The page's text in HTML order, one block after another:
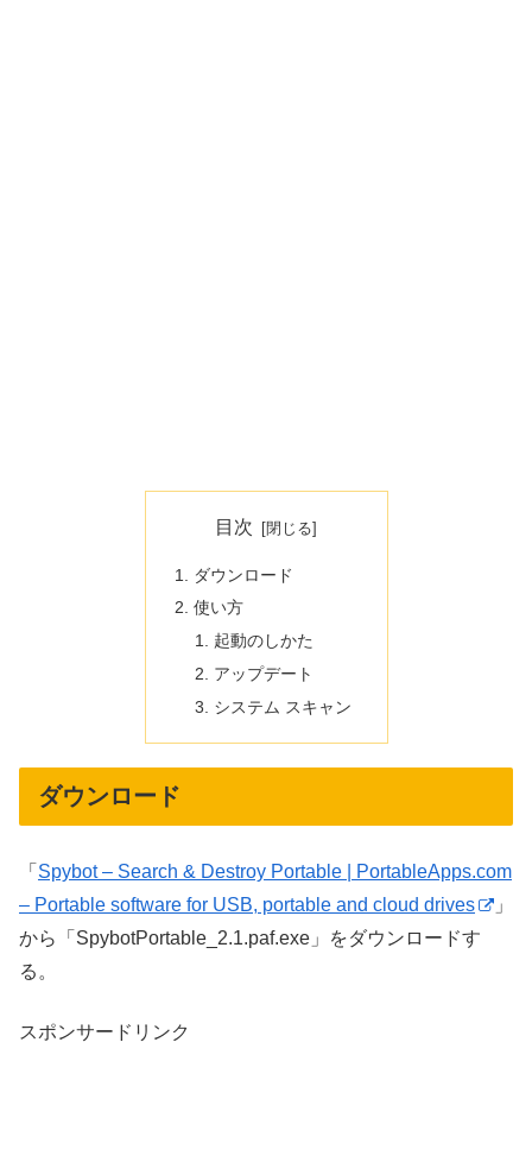
目次
ダウンロード
使い方
起動のしかた
アップデート
システム スキャン
ダウンロード
「 Spybot – Search & Destroy Portable | PortableApps.com
– Portable software for USB, portable and cloud drives
」
から「SpybotPortable_2.1.paf.exe」をダウンロードす
る。
スポンサードリンク